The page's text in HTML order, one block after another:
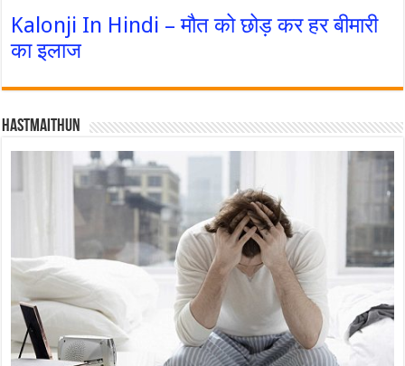
Kalonji In Hindi – मौत को छोड़ कर हर बीमारी
का इलाज
Hastmaithun